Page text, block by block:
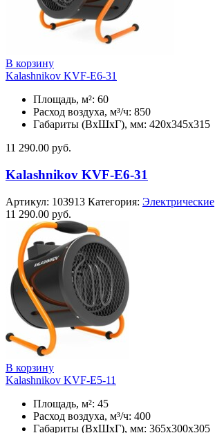
В корзину
Kalashnikov KVF-E6-31
Площадь, м²: 60
Расход воздуха, м³/ч: 850
Габариты (ВхШхГ), мм: 420x345x315
11 290.00 руб.
Kalashnikov KVF-E6-31
Артикул: 103913 Категория: Электрические
11 290.00 руб.
В корзину
Kalashnikov KVF-E5-11
Площадь, м²: 45
Расход воздуха, м³/ч: 400
Габариты (ВхШхГ), мм: 365x300x305